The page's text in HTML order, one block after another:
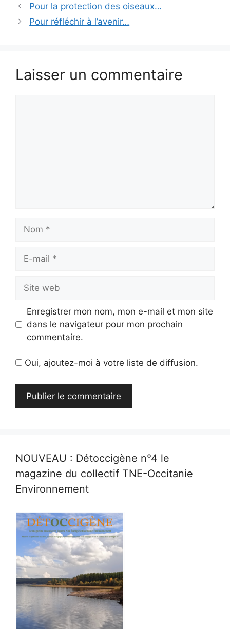
Pour la protection des oiseaux…
Pour réfléchir à l’avenir…
Laisser un commentaire
mail
web
Enregistrer mon nom, mon e-mail et mon site
dans le navigateur pour mon prochain
commentaire.
Oui, ajoutez-moi à votre liste de diffusion.
NOUVEAU : Détoccigène n°4 le
magazine du collectif TNE-Occitanie
Environnement